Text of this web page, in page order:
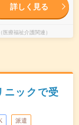
詳しく見る
療福祉介護関連）
ックで受
派遣